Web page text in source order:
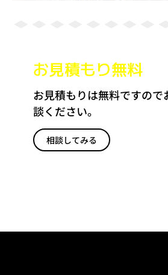
お見積もり無料
お見積もりは無料ですので
談ください。
相談してみる